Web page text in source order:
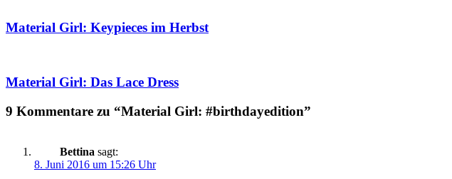
Material Girl: Keypieces im Herbst
Material Girl: Das Lace Dress
9 Kommentare zu “Material Girl: #birthdayedition”
Bettina sagt:
8. Juni 2016 um 15:26 Uhr